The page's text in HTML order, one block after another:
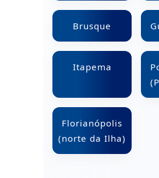
Brusque
Itapema
Florianópolis
(norte da Ilha)